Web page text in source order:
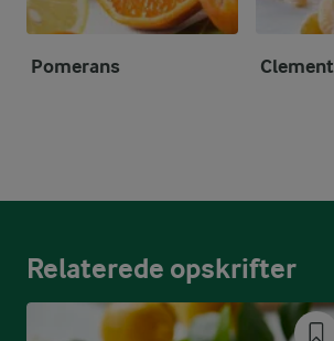
Pomerans
Relaterede opskrifter